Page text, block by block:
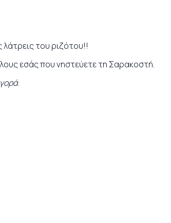
λάτρεις του ριζότου!!
εσάς που νηστεύετε τη Σαρακοστή.
.